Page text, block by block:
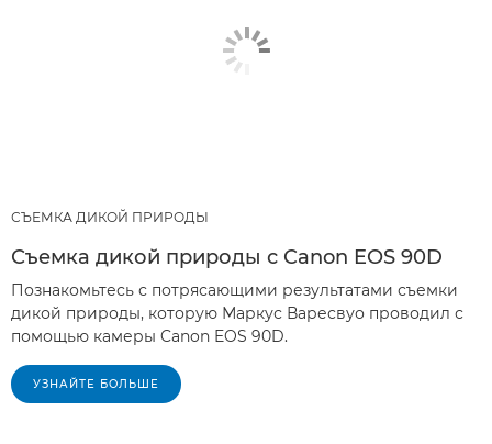
СЪЕМКА ДИКОЙ ПРИРОДЫ
Съемка дикой природы с Canon EOS 90D
Познакомьтесь с потрясающими результатами съемки
дикой природы, которую Маркус Варесвуо проводил с
помощью камеры Canon EOS 90D.
УЗНАЙТЕ БОЛЬШЕ